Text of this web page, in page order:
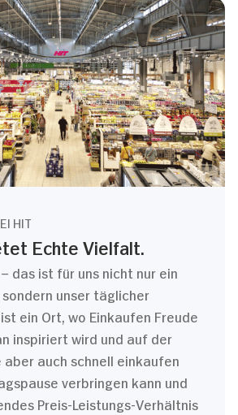
HIT
Echte Vielfalt.
das ist für uns nicht nur ein
unser täglicher
ein Ort, wo Einkaufen Freude
inspiriert wird und auf der
auch schnell einkaufen
verbringen kann und
Preis-Leistungs-Verhältnis